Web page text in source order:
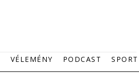
VÉLEMÉNY PODCAST SPORT